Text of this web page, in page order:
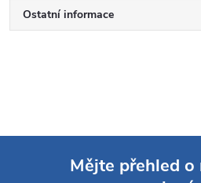
Ostatní informace
Mějte přehled o